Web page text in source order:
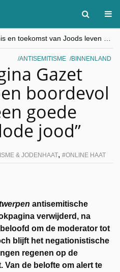
“Besnijdenisdebat toont hoe moeilijk seculiere Westen minderheden begrijpt”, Jinnih Beels (Vooruit)
CITYTRIP | ROEMENIË – Boekarest: de verrassing van Oost-Europa
ANTISEMITISME BINNENLAND
Gazet
boordevol
goede
jood”
& JODENHAAT, ONLINE HAAT
antisemitische
verwijderd, na
om de moderator tot
blijft het negationistische
regenen op de
Van de belofte om alert te